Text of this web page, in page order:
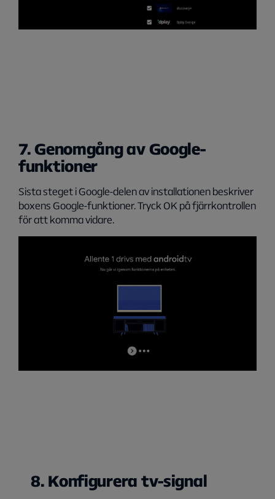
7. Genomgång av Google-
funktioner
Sista steget i Google-delen av installationen beskriver
boxens Google-funktioner. Tryck OK på fjärrkontrollen
för att komma vidare.
8. Konfigurera tv-signal